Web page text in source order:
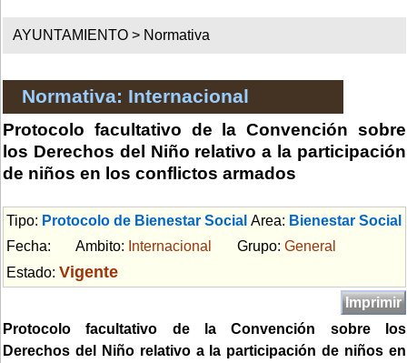
AYUNTAMIENTO > Normativa
Normativa: Internacional
Protocolo facultativo de la Convención sobre
los Derechos del Niño relativo a la participación
de niños en los conflictos armados
Tipo: Protocolo de Bienestar Social Area: Bienestar Social
Fecha:
Ambito: Internacional Grupo: General
Estado: Vigente
Imprimir
Protocolo facultativo de la Convención sobre los
Derechos del Niño relativo a la participación de niños en